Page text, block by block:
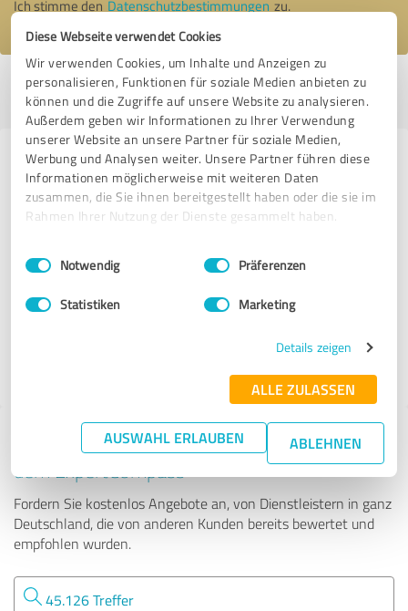
Diese Webseite verwendet Cookies
Wir verwenden Cookies, um Inhalte und Anzeigen zu
personalisieren, Funktionen für soziale Medien anbieten zu
können und die Zugriffe auf unsere Website zu analysieren.
Außerdem geben wir Informationen zu Ihrer Verwendung
unserer Website an unsere Partner für soziale Medien,
Werbung und Analysen weiter. Unsere Partner führen diese
Informationen möglicherweise mit weiteren Daten
zusammen, die Sie ihnen bereitgestellt haben oder die sie im
Rahmen Ihrer Nutzung der Dienste gesammelt haben.
Impressum Datenschutzbestimmungen
Einwilligungsauswahl
Notwendig Präferenzen
Statistiken Marketing
Details zeigen
ALLE ZULASSEN
AUSWAHL ERLAUBEN ABLEHNEN
Ich stimme den Datenschutzbestimmungen zu.
Profil aktiv seit 23.11.2020 |Letzte Aktualisierung: 19.07.2026|Profil
melden
Erfahrungen zu weiteren
Anbietern aus dem Bereich
Dienstleistungen
corma GmbH
Tipp: Die passenden Experten finden - mit
dem ExpertCompass
Fordern Sie kostenlos Angebote an, von Dienstleistern in ganz
Deutschland, die von anderen Kunden bereits bewertet und
empfohlen wurden.
45.126 Treffer